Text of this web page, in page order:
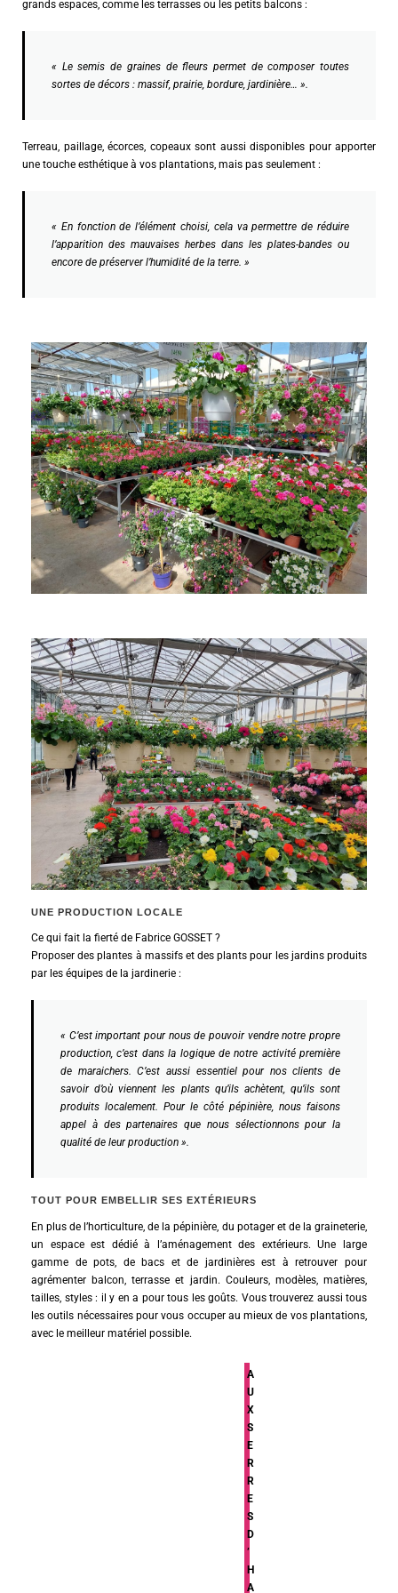
grands espaces, comme les terrasses ou les petits balcons :
« Le semis de graines de fleurs permet de composer toutes
sortes de décors : massif, prairie, bordure, jardinière… ».
Terreau, paillage, écorces, copeaux sont aussi disponibles pour apporter
une touche esthétique à vos plantations, mais pas seulement :
« En fonction de l’élément choisi, cela va permettre de réduire
l’apparition des mauvaises herbes dans les plates-bandes ou
encore de préserver l’humidité de la terre. »
UNE PRODUCTION LOCALE
Ce qui fait la fierté de Fabrice GOSSET ?
Proposer des plantes à massifs et des plants pour les jardins produits
par les équipes de la jardinerie :
« C’est important pour nous de pouvoir vendre notre propre
production, c’est dans la logique de notre activité première
de maraichers. C’est aussi essentiel pour nos clients de
savoir d’où viennent les plants qu’ils achètent, qu’ils sont
produits localement. Pour le côté pépinière, nous faisons
appel à des partenaires que nous sélectionnons pour la
qualité de leur production ».
TOUT POUR EMBELLIR SES EXTÉRIEURS
En plus de l’horticulture, de la pépinière, du potager et de la graineterie,
un espace est dédié à l’aménagement des extérieurs. Une large
gamme de pots, de bacs et de jardinières est à retrouver pour
agrémenter balcon, terrasse et jardin. Couleurs, modèles, matières,
tailles, styles : il y en a pour tous les goûts. Vous trouverez aussi tous
les outils nécessaires pour vous occuper au mieux de vos plantations,
avec le meilleur matériel possible.
A
U
X
S
E
R
R
E
S
D
’
H
A